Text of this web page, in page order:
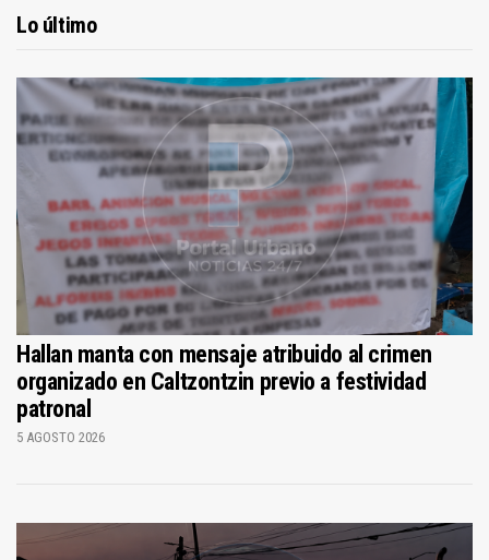
Lo último
Hallan manta con mensaje atribuido al crimen
organizado en Caltzontzin previo a festividad
patronal
5 AGOSTO 2026